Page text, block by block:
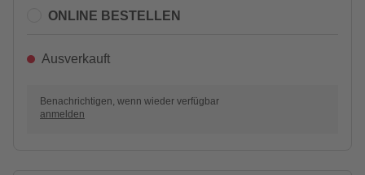
ONLINE BESTELLEN
Ausverkauft
Benachrichtigen, wenn wieder verfügbar
anmelden